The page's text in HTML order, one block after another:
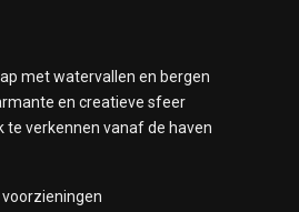
met watervallen en bergen
en creatieve sfeer
verkennen vanaf de haven